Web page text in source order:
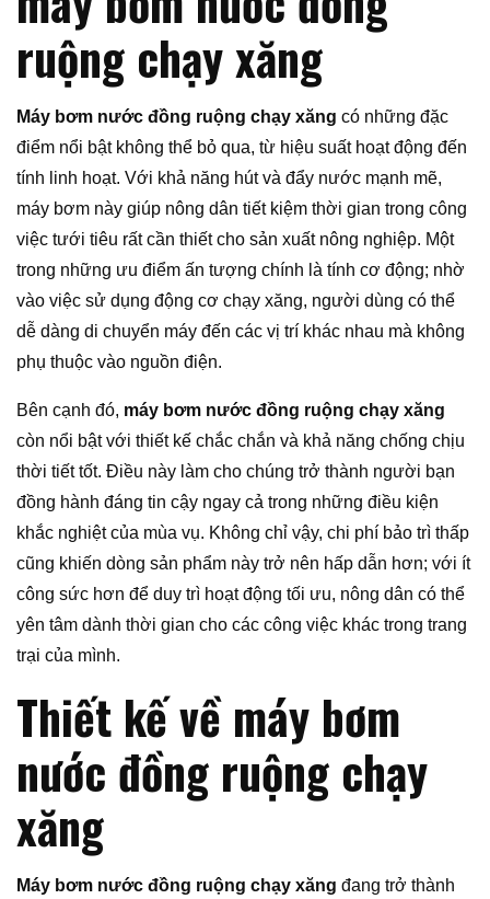
ruộng chạy xăng
Máy bơm nước đồng ruộng chạy xăng có những đặc
điểm nổi bật không thể bỏ qua, từ hiệu suất hoạt động đến
tính linh hoạt. Với khả năng hút và đẩy nước mạnh mẽ,
máy bơm này giúp nông dân tiết kiệm thời gian trong công
việc tưới tiêu rất cần thiết cho sản xuất nông nghiệp. Một
trong những ưu điểm ấn tượng chính là tính cơ động; nhờ
vào việc sử dụng động cơ chạy xăng, người dùng có thể
dễ dàng di chuyển máy đến các vị trí khác nhau mà không
phụ thuộc vào nguồn điện.
Bên cạnh đó, máy bơm nước đồng ruộng chạy xăng
còn nổi bật với thiết kế chắc chắn và khả năng chống chịu
thời tiết tốt. Điều này làm cho chúng trở thành người bạn
đồng hành đáng tin cậy ngay cả trong những điều kiện
khắc nghiệt của mùa vụ. Không chỉ vậy, chi phí bảo trì thấp
cũng khiến dòng sản phẩm này trở nên hấp dẫn hơn; với ít
công sức hơn để duy trì hoạt động tối ưu, nông dân có thể
yên tâm dành thời gian cho các công việc khác trong trang
trại của mình.
Thiết kế về máy bơm
nước đồng ruộng chạy
xăng
Máy bơm nước đồng ruộng chạy xăng đang trở thành